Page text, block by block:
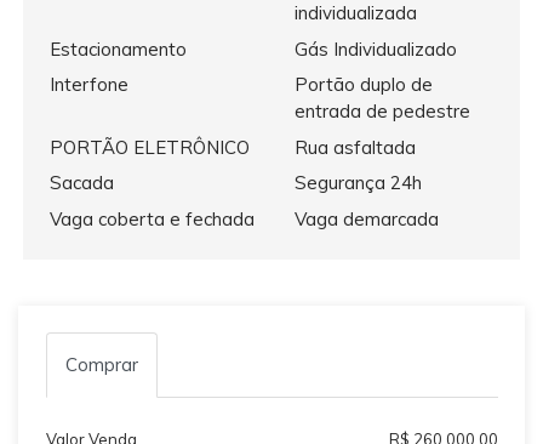
individualizada
Estacionamento
Gás Individualizado
Interfone
Portão duplo de
entrada de pedestre
PORTÃO ELETRÔNICO
Rua asfaltada
Sacada
Segurança 24h
Vaga coberta e fechada
Vaga demarcada
Comprar
Valor Venda R$ 260.000,00